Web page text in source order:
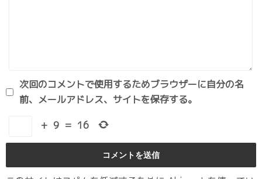
次回のコメントで使用するためブラウザーに自分の名
前、メールアドレス、サイトを保存する。
+ 9 = 16